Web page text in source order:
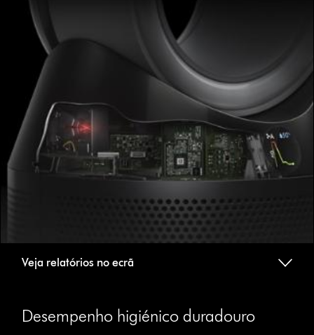
Veja relatórios no ecrã
Desempenho higiénico duradouro